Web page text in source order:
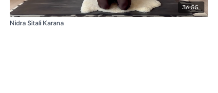
36:55
Nidra Sitali Karana